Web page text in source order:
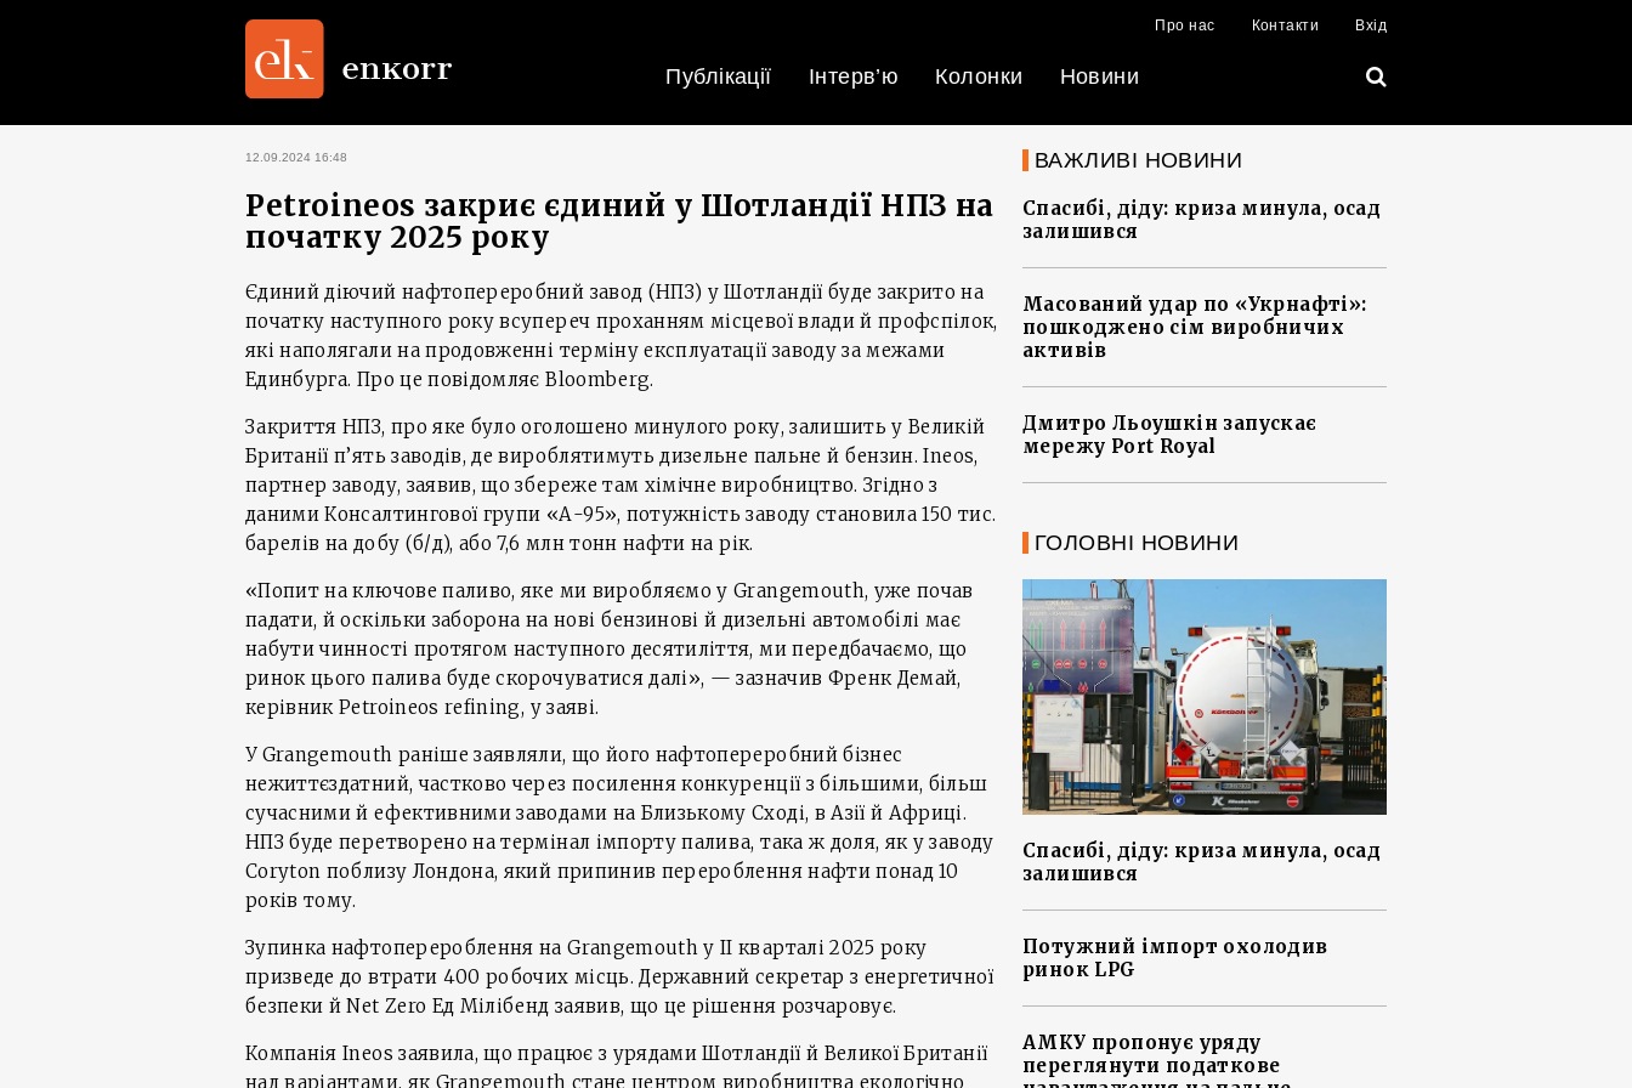
Про нас Контакти Вхід
Публікації Інтерв’ю Колонки Новини
12.09.2024 16:48
Petroineos закриє єдиний у Шотландії НПЗ на
початку 2025 року
Єдиний діючий нафтопереробний завод (НПЗ) у Шотландії буде закрито на
початку наступного року всупереч проханням місцевої влади й профспілок,
які наполягали на продовженні терміну експлуатації заводу за межами
Единбурга. Про це повідомляє Bloomberg.
Закриття НПЗ, про яке було оголошено минулого року, залишить у Великій
Британії п’ять заводів, де вироблятимуть дизельне пальне й бензин. Ineos,
партнер заводу, заявив, що збереже там хімічне виробництво. Згідно з
даними Консалтингової групи «А-95», потужність заводу становила 150 тис.
барелів на добу (б/д), або 7,6 млн тонн нафти на рік.
«Попит на ключове паливо, яке ми виробляємо у Grangemouth, уже почав
падати, й оскільки заборона на нові бензинові й дизельні автомобілі має
набути чинності протягом наступного десятиліття, ми передбачаємо, що
ринок цього палива буде скорочуватися далі», — зазначив Френк Демай,
керівник Petroineos refining, у заяві.
У Grangemouth раніше заявляли, що його нафтопереробний бізнес
нежиттєздатний, частково через посилення конкуренції з більшими, більш
сучасними й ефективними заводами на Близькому Сході, в Азії й Африці.
НПЗ буде перетворено на термінал імпорту палива, така ж доля, як у заводу
Coryton поблизу Лондона, який припинив перероблення нафти понад 10
років тому.
Зупинка нафтоперероблення на Grangemouth у ІІ кварталі 2025 року
призведе до втрати 400 робочих місць. Державний секретар з енергетичної
безпеки й Net Zero Ед Мілібенд заявив, що це рішення розчаровує.
Компанія Ineos заявила, що працює з урядами Шотландії й Великої Британії
над варіантами, як Grangemouth стане центром виробництва екологічно
ВАЖЛИВІ НОВИНИ
Спасибі, діду: криза минула, осад
залишився
Масований удар по «Укрнафті»:
пошкоджено сім виробничих
активів
Дмитро Льоушкін запускає
мережу Port Royal
ГОЛОВНІ НОВИНИ
Спасибі, діду: криза минула, осад
залишився
Потужний імпорт охолодив
ринок LPG
АМКУ пропонує уряду
переглянути податкове